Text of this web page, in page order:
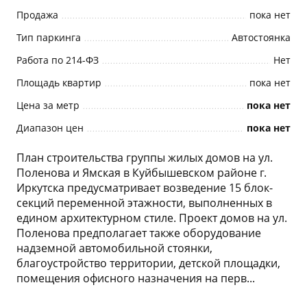
Продажа
пока нет
Тип паркинга
Автостоянка
Работа по 214-ФЗ
Нет
Площадь квартир
пока нет
Цена за метр
пока нет
Диапазон цен
пока нет
План строительства группы жилых домов на ул.
Поленова и Ямская в Куйбышевском районе г.
Иркутска предусматривает возведение 15 блок-
секций переменной этажности, выполненных в
едином архитектурном стиле. Проект домов на ул.
Поленова предполагает также оборудование
надземной автомобильной стоянки,
благоустройство территории, детской площадки,
помещения офисного назначения на перв...